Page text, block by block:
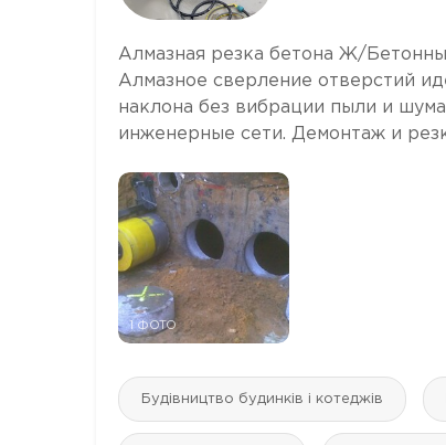
Алмазная резка бетона Ж/
Алмазное сверление отверстий
наклона без вибрации пыли и
инженерные сети. Демонтаж и
1 ФОТО
Будівництво будинків і котеджів